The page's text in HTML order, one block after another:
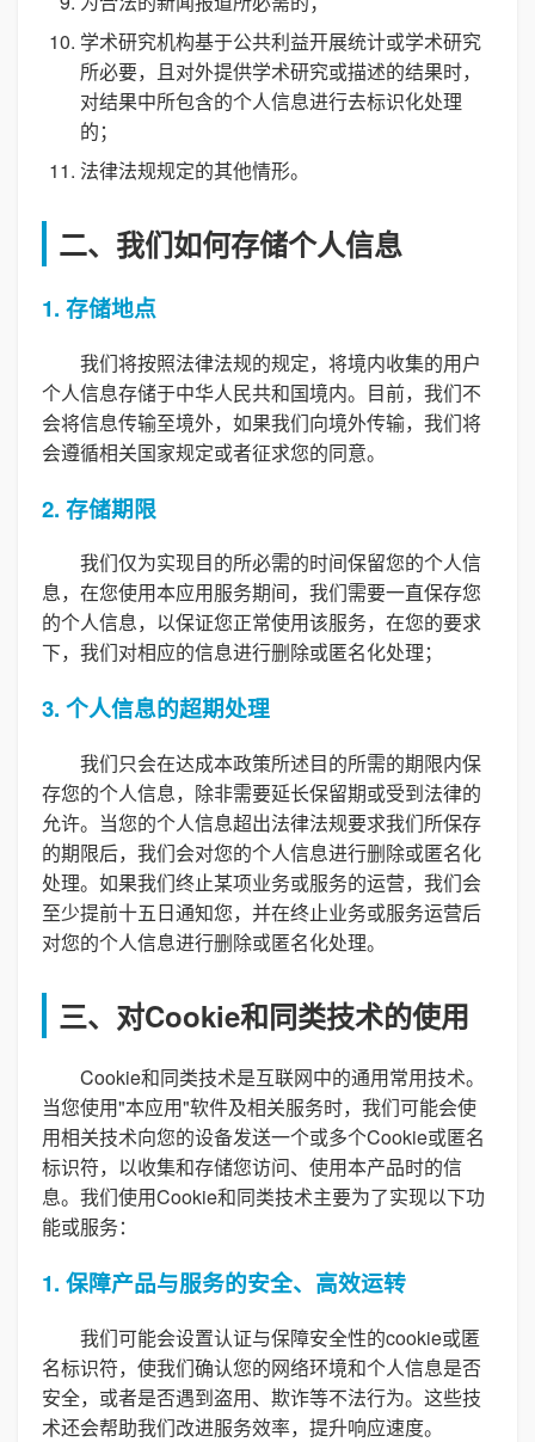
学术研究机构基于公共利益开展统计或学术研究
所必要，且对外提供学术研究或描述的结果时，
对结果中所包含的个人信息进行去标识化处理
的；
法律法规规定的其他情形。
二、我们如何存储个人信息
1. 存储地点
我们将按照法律法规的规定，将境内收集的用户
个人信息存储于中华人民共和国境内。目前，我们不
会将信息传输至境外，如果我们向境外传输，我们将
会遵循相关国家规定或者征求您的同意。
2. 存储期限
我们仅为实现目的所必需的时间保留您的个人信
息，在您使用本应用服务期间，我们需要一直保存您
的个人信息，以保证您正常使用该服务，在您的要求
下，我们对相应的信息进行删除或匿名化处理；
3. 个人信息的超期处理
我们只会在达成本政策所述目的所需的期限内保
存您的个人信息，除非需要延长保留期或受到法律的
允许。当您的个人信息超出法律法规要求我们所保存
的期限后，我们会对您的个人信息进行删除或匿名化
处理。如果我们终止某项业务或服务的运营，我们会
至少提前十五日通知您，并在终止业务或服务运营后
对您的个人信息进行删除或匿名化处理。
三、对Cookie和同类技术的使用
Cookie和同类技术是互联网中的通用常用技术。
当您使用"本应用"软件及相关服务时，我们可能会使
用相关技术向您的设备发送一个或多个Cookie或匿名
标识符，以收集和存储您访问、使用本产品时的信
息。我们使用Cookie和同类技术主要为了实现以下功
能或服务：
1. 保障产品与服务的安全、高效运转
我们可能会设置认证与保障安全性的cookie或匿
名标识符，使我们确认您的网络环境和个人信息是否
安全，或者是否遇到盗用、欺诈等不法行为。这些技
术还会帮助我们改进服务效率，提升响应速度。